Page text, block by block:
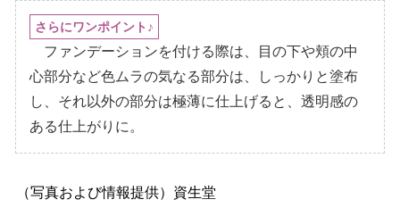
さらにワンポイント♪
ファンデーションを付ける際は、目の下や頬の中
心部分など色ムラの気なる部分は、しっかりと塗布
し、それ以外の部分は極薄に仕上げると、透明感の
ある仕上がりに。
（写真および情報提供）資生堂